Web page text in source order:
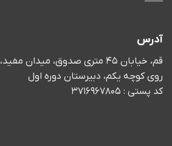
قم، خیابان 45 متری صدوق، میدان
کوچه یکم، دبیرستان دوره اول
: 3716967805